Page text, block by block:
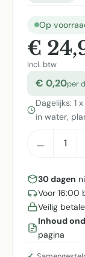
Op
€
Incl. btw
€ 0,20per
Dagelijks: 1
in water,
30 dagen
Voor 16:00
Veilig
Inhoud
pagina